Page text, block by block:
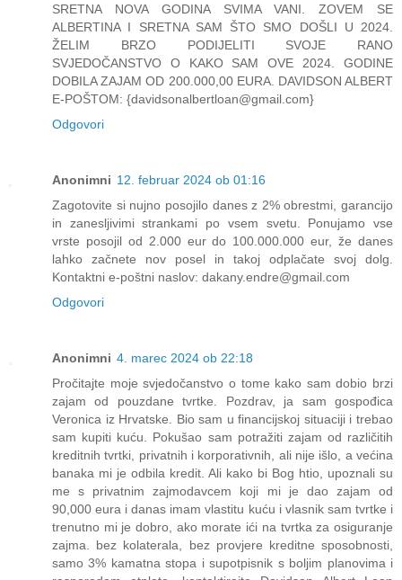
SRETNA NOVA GODINA SVIMA VANI. ZOVEM SE
ALBERTINA I SRETNA SAM ŠTO SMO DOŠLI U 2024.
ŽELIM BRZO PODIJELITI SVOJE RANO
SVJEDOČANSTVO O KAKO SAM OVE 2024. GODINE
DOBILA ZAJAM OD 200.000,00 EURA. DAVIDSON ALBERT
E-POŠTOM: {davidsonalbertloan@gmail.com}
Odgovori
Anonimni 12. februar 2024 ob 01:16
Zagotovite si nujno posojilo danes z 2% obrestmi, garancijo
in zanesljivimi strankami po vsem svetu. Ponujamo vse
vrste posojil od 2.000 eur do 100.000.000 eur, že danes
lahko začnete nov posel in takoj odplačate svoj dolg.
Kontaktni e-poštni naslov: dakany.endre@gmail.com
Odgovori
Anonimni 4. marec 2024 ob 22:18
Pročitajte moje svjedočanstvo o tome kako sam dobio brzi
zajam od pouzdane tvrtke. Pozdrav, ja sam gospođica
Veronica iz Hrvatske. Bio sam u financijskoj situaciji i trebao
sam kupiti kuću. Pokušao sam potražiti zajam od različitih
kreditnih tvrtki, privatnih i korporativnih, ali nije išlo, a većina
banaka mi je odbila kredit. Ali kako bi Bog htio, upoznali su
me s privatnim zajmodavcem koji mi je dao zajam od
90,000 eura i danas imam vlastitu kuću i vlasnik sam tvrtke i
trenutno mi je dobro, ako morate ići na tvrtka za osiguranje
zajma. bez kolaterala, bez provjere kreditne sposobnosti,
samo 3% kamatna stopa i supotpisnik s boljim planovima i